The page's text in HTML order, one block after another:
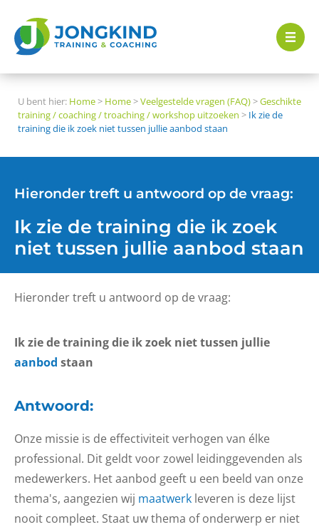
U bent hier: Home> Home>Veelgestelde vragen (FAQ)>Geschikte
training / coaching / troaching / workshop uitzoeken > Ik zie de
training die ik zoek niet tussen jullie aanbod staan
Hieronder treft u antwoord op de vraag:
Ik zie de training die ik zoek
niet tussen jullie aanbod staan
Hieronder treft u antwoord op de vraag:
Ik zie de training die ik zoek niet tussen jullie
aanbod staan
Antwoord:
Onze missie is de effectiviteit verhogen van élke
professional. Dit geldt voor zowel leidinggevenden als
medewerkers. Het aanbod geeft u een beeld van onze
thema's, aangezien wij maatwerk leveren is deze lijst
nooit compleet. Staat uw thema of onderwerp er niet